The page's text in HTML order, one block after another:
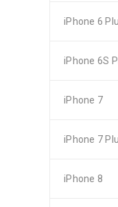
iPhone 6
iPhone 6S
iPhone 7
iPhone 7
iPhone 8